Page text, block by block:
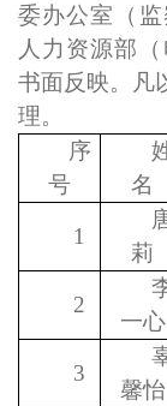
委办公室（监
人力资源部（
书面反映。凡
理。
序
号
名
1
莉
2
一心
3
馨怡